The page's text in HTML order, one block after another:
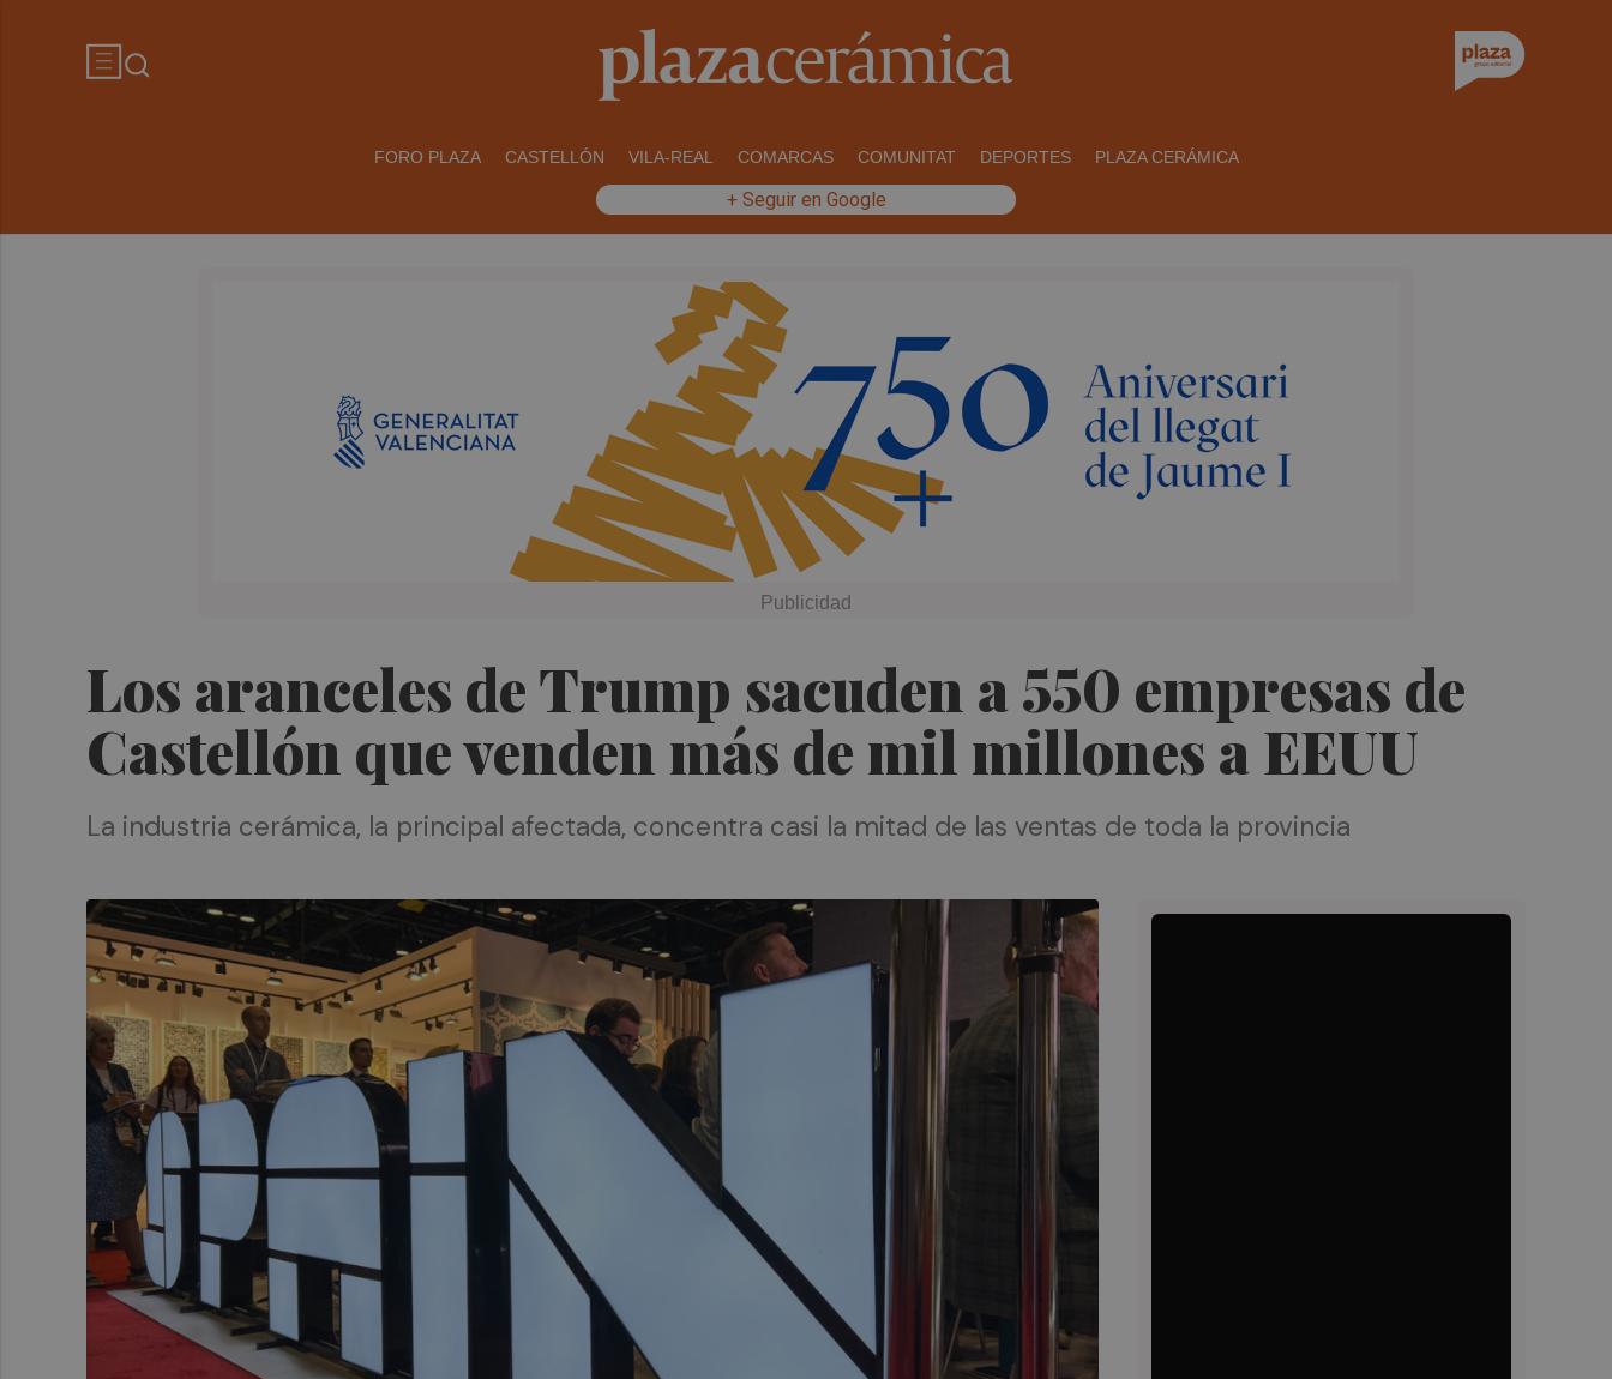
FORO PLAZA CASTELLÓN VILA-REAL COMARCAS COMUNITAT DEPORTES PLAZA CERÁMICA
+ Seguir en Google
Los aranceles de Trump sacuden a 550 empresas de
Castellón que venden más de mil millones a EEUU
La industria cerámica, la principal afectada, concentra casi la mitad de las ventas de toda la provincia